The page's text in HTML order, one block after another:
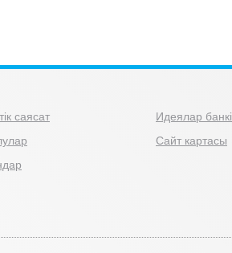
саясат
Идеялар банкі
Сайт картасы